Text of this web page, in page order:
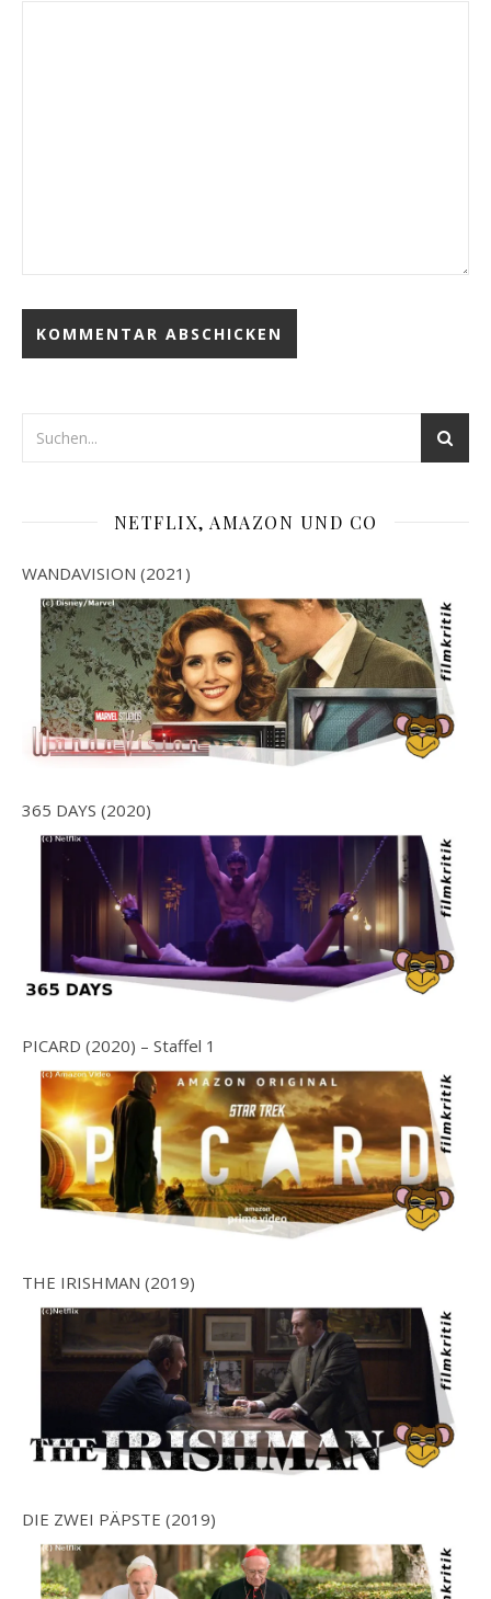
NETFLIX, AMAZON UND CO
WANDAVISION (2021)
365 DAYS (2020)
PICARD (2020) – Staffel 1
THE IRISHMAN (2019)
DIE ZWEI PÄPSTE (2019)